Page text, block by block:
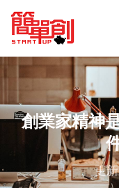
創業家精神
更